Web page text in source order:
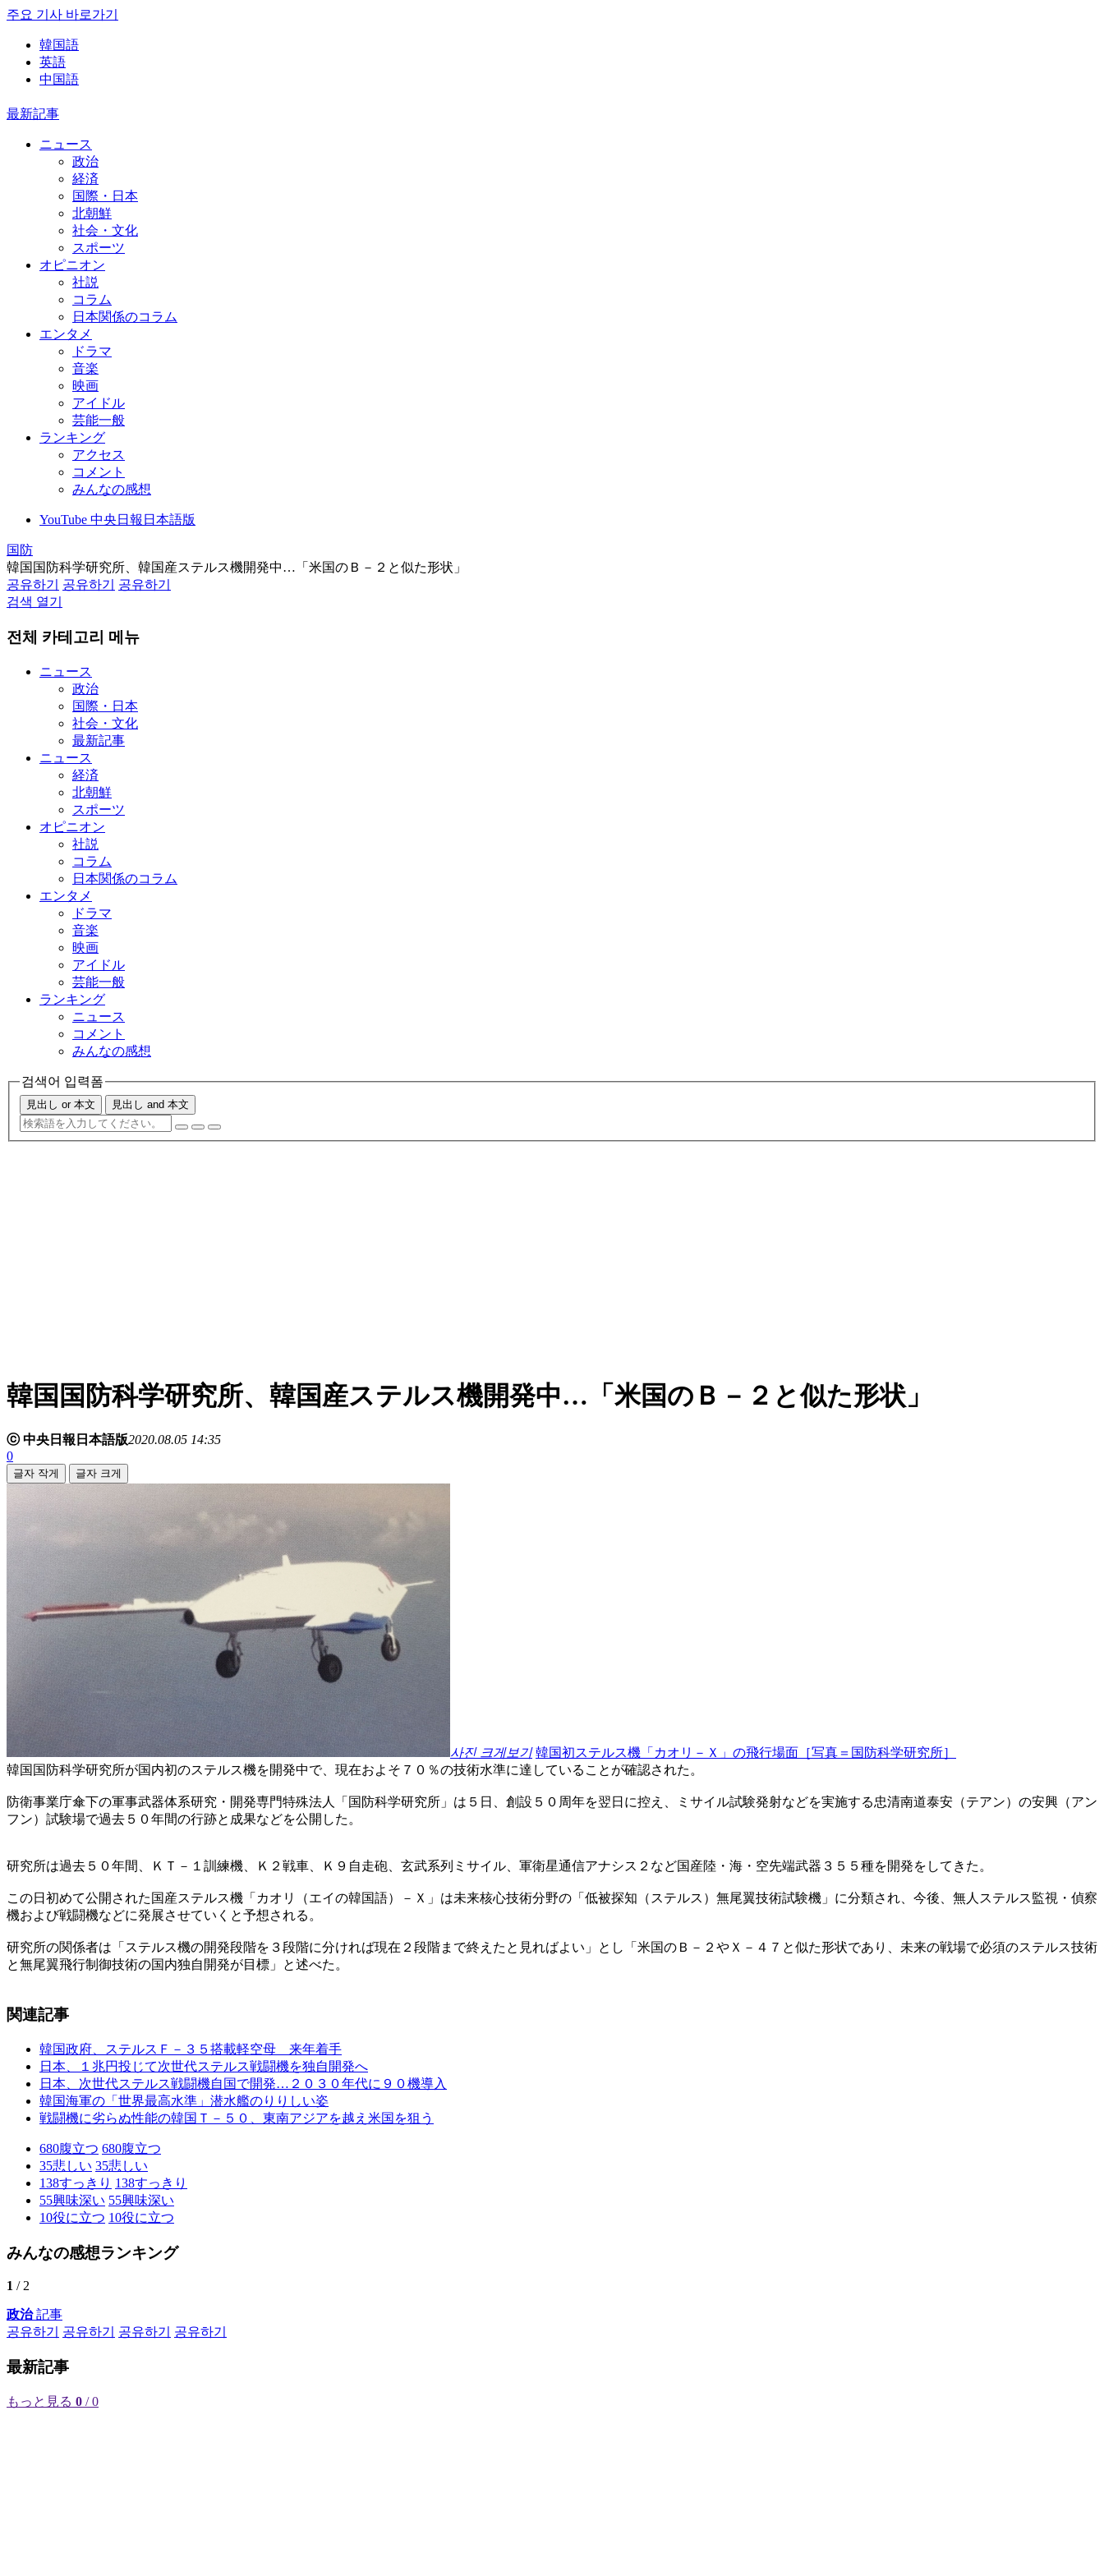
주요 기사 바로가기
韓国語
英語
中国語
最新記事
ニュース
政治
経済
国際・日本
北朝鮮
社会・文化
スポーツ
オピニオン
社説
コラム
日本関係のコラム
エンタメ
ドラマ
音楽
映画
アイドル
芸能一般
ランキング
アクセス
コメント
みんなの感想
YouTube 中央日報日本語版
国防
韓国国防科学研究所、韓国産ステルス機開発中…「米国のＢ－２と似た形状」
공유하기
공유하기
공유하기
검색 열기
전체 카테고리 메뉴
ニュース
政治
国際・日本
社会・文化
最新記事
ニュース
経済
北朝鮮
スポーツ
オピニオン
社説
コラム
日本関係のコラム
エンタメ
ドラマ
音楽
映画
アイドル
芸能一般
ランキング
ニュース
コメント
みんなの感想
검색어 입력폼
見出し or 本文 見出し and 本文
韓国国防科学研究所、韓国産ステルス機開発中…「米国のＢ－２と似た形状」
ⓒ 中央日報日本語版2020.08.05 14:35
0
글자 작게 글자 크게
사진 크게보기 韓国初ステルス機「カオリ－Ｘ」の飛行場面［写真＝国防科学研究所］
韓国国防科学研究所が国内初のステルス機を開発中で、現在およそ７０％の技術水準に達していることが確認された。
防衛事業庁傘下の軍事武器体系研究・開発専門特殊法人「国防科学研究所」は５日、創設５０周年を翌日に控え、ミサイル試験発射などを実施する忠清南道泰安（テアン）の安興（アン
フン）試験場で過去５０年間の行跡と成果などを公開した。
研究所は過去５０年間、ＫＴ－１訓練機、Ｋ２戦車、Ｋ９自走砲、玄武系列ミサイル、軍衛星通信アナシス２など国産陸・海・空先端武器３５５種を開発をしてきた。
この日初めて公開された国産ステルス機「カオリ（エイの韓国語）－Ｘ」は未来核心技術分野の「低被探知（ステルス）無尾翼技術試験機」に分類され、今後、無人ステルス監視・偵察
機および戦闘機などに発展させていくと予想される。
研究所の関係者は「ステルス機の開発段階を３段階に分ければ現在２段階まで終えたと見ればよい」とし「米国のＢ－２やＸ－４７と似た形状であり、未来の戦場で必須のステルス技術
と無尾翼飛行制御技術の国内独自開発が目標」と述べた。
関連記事
韓国政府、ステルスＦ－３５搭載軽空母 来年着手
日本、１兆円投じて次世代ステルス戦闘機を独自開発へ
日本、次世代ステルス戦闘機自国で開発…２０３０年代に９０機導入
韓国海軍の「世界最高水準」潜水艦のりりしい姿
戦闘機に劣らぬ性能の韓国Ｔ－５０、東南アジアを越え米国を狙う
680腹立つ 680腹立つ
35悲しい 35悲しい
138すっきり 138すっきり
55興味深い 55興味深い
10役に立つ 10役に立つ
みんなの感想ランキング
1 / 2
政治記事
공유하기
공유하기 공유하기 공유하기
最新記事
もっと見る 0 / 0